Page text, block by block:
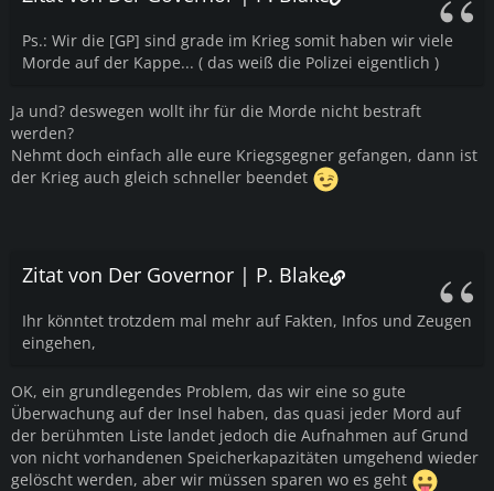
Ps.: Wir die [GP] sind grade im Krieg somit haben wir viele
Morde auf der Kappe... ( das weiß die Polizei eigentlich )
Ja und? deswegen wollt ihr für die Morde nicht bestraft
werden?
Nehmt doch einfach alle eure Kriegsgegner gefangen, dann ist
der Krieg auch gleich schneller beendet
Zitat von Der Governor | P. Blake
Ihr könntet trotzdem mal mehr auf Fakten, Infos und Zeugen
eingehen,
OK, ein grundlegendes Problem, das wir eine so gute
Überwachung auf der Insel haben, das quasi jeder Mord auf
der berühmten Liste landet jedoch die Aufnahmen auf Grund
von nicht vorhandenen Speicherkapazitäten umgehend wieder
gelöscht werden, aber wir müssen sparen wo es geht